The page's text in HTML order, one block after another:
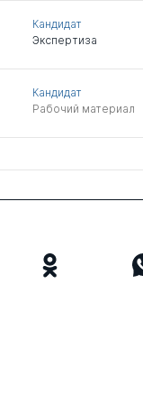
Кандидат
Экспертиза
Кандидат
Рабочий материал